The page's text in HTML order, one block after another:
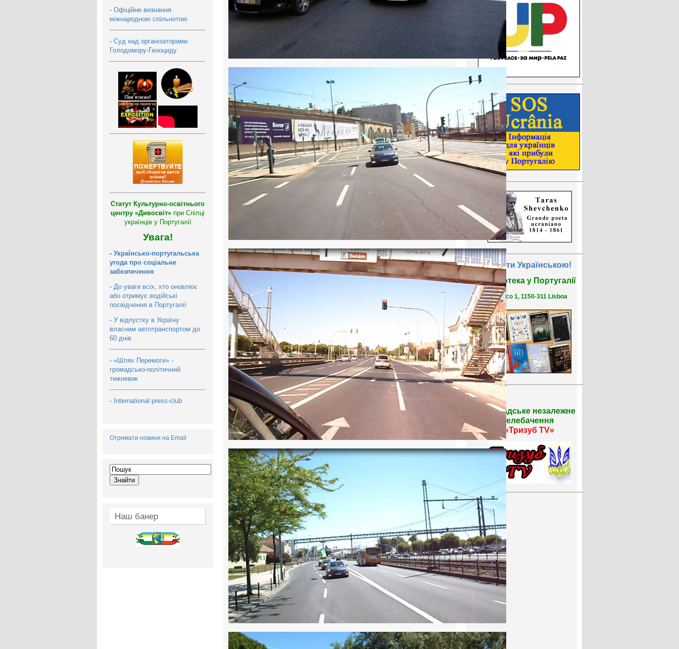
- Офіційне визнання
міжнародною спільнотою
- Суд над організаторами
Голодомору-Геноциду
Статут Культурно-освітнього
центру «Дивосвіт» при Спілці
українців у Португалії
Увага!
- Українсько-португальська
угода про соціальне
забезпечення
- До уваги всіх, хто оновлює
або отримує водійські
посвідчення в Португалії
- У відпустку в Україну
власним автотранспортом до
60 днів
- «Шлях Перемоги» -
громадсько-політичний
тижневик
- International press-club
Отримати новини на Email
Наш банер
Читати Українською!
Бібліотека у Португалії
R. Saco 1, 1150-311 Lisboa
Громадське незалежне
телебачення
«Тризуб TV»